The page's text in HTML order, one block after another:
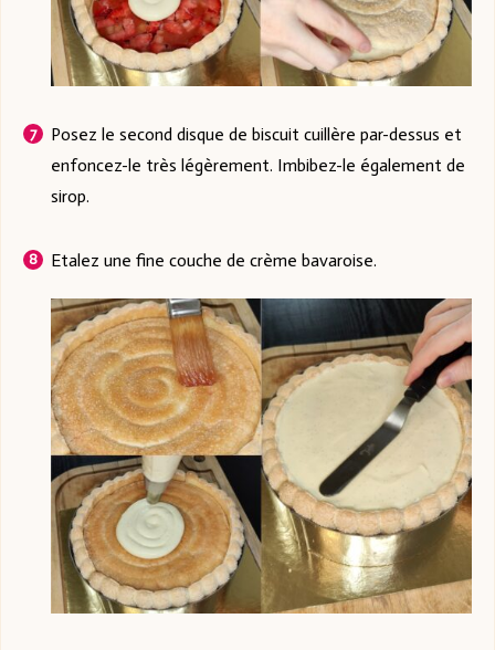
Posez le second disque de biscuit cuillère par-dessus et
enfoncez-le très légèrement. Imbibez-le également de
sirop.
Etalez une fine couche de crème bavaroise.